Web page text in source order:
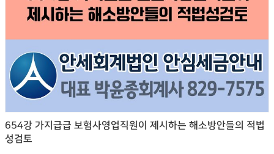
654강 가지급급 보험사영업직원이 제시하는 해소방안들의 적법
성검토